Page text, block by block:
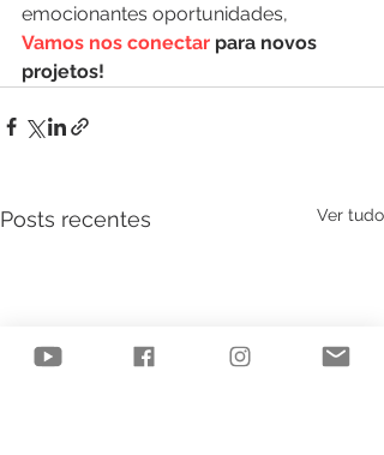
emocionantes oportunidades,
Vamos nos conectar para novos
projetos!
Posts recentes Ver tudo